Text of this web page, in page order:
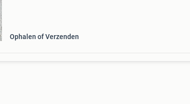
Ophalen of Verzenden